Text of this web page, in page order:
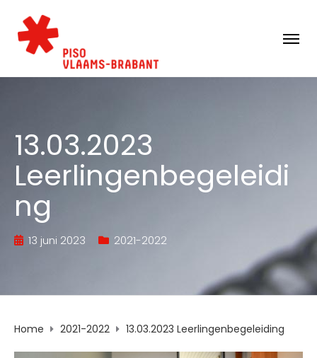
13.03.2023
Leerlingenbegeleidi
ng
13 juni 2023 2021-2022
Home 2021-2022 13.03.2023 Leerlingenbegeleiding